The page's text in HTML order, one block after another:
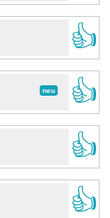
👍
neu
👍
👍
👍